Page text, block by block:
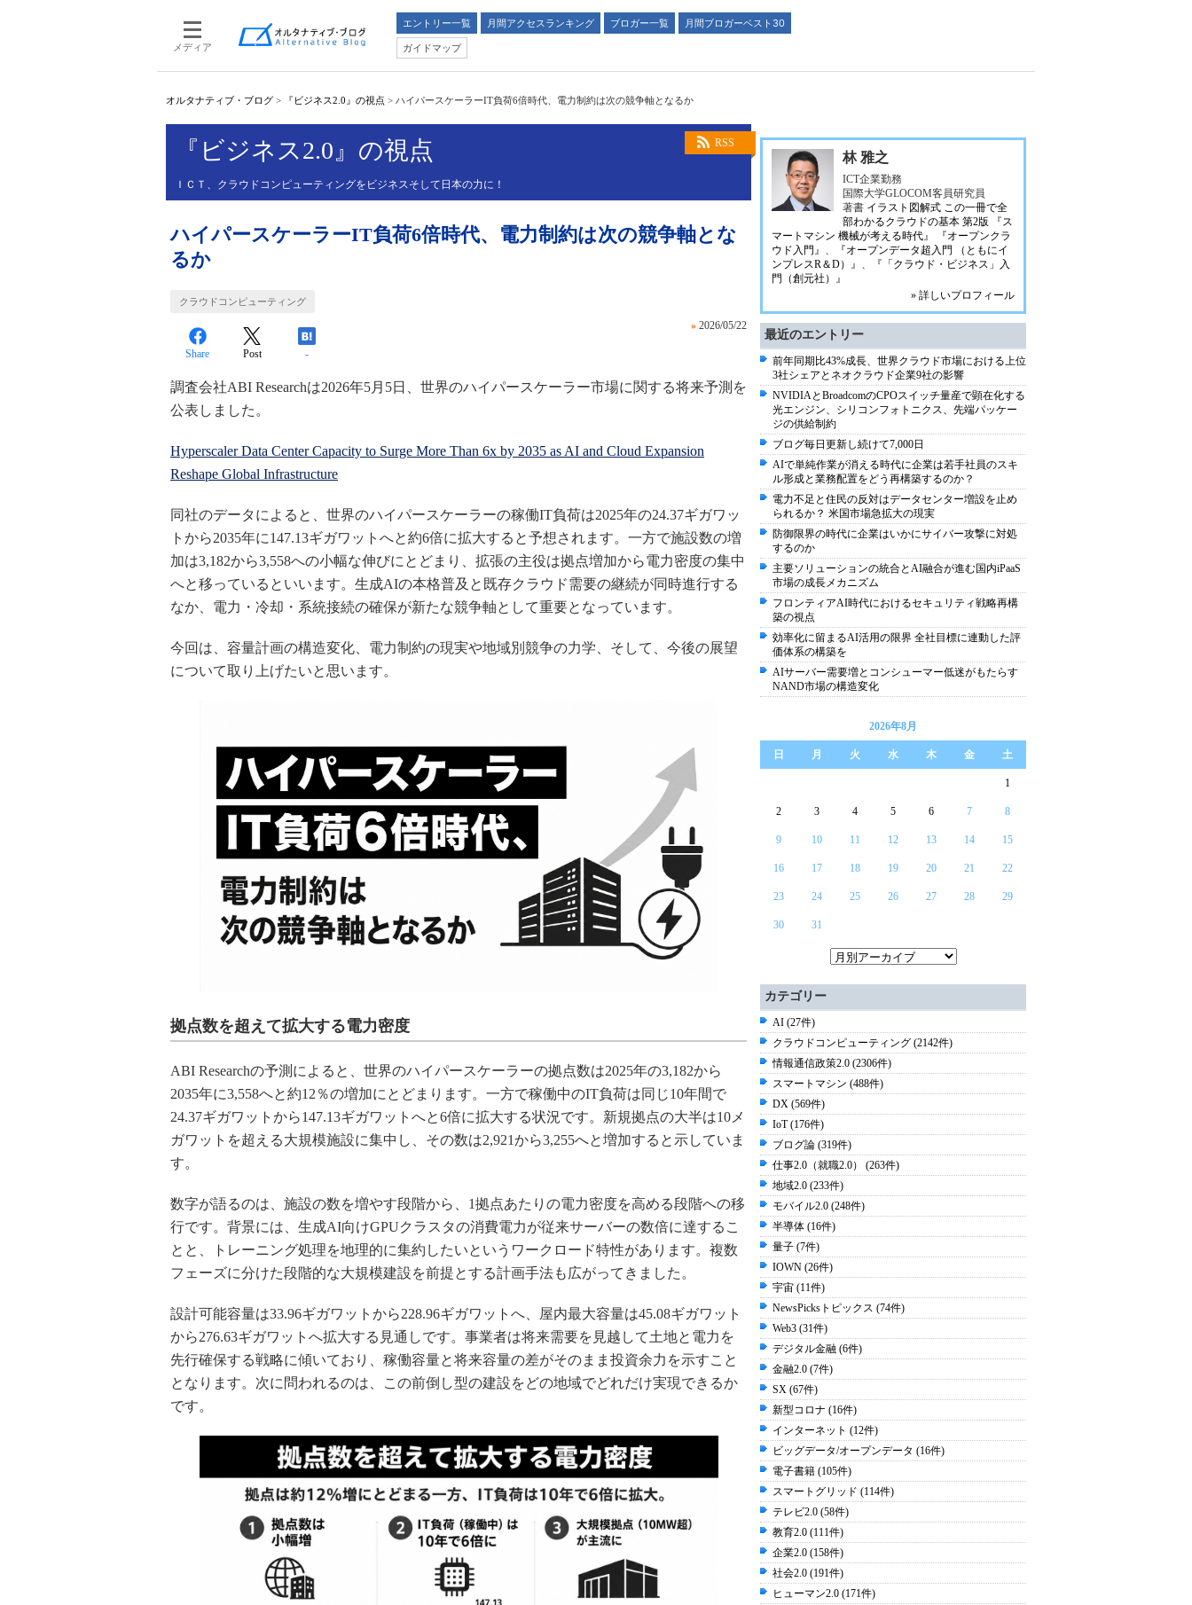
メディア
エントリー一覧 月間アクセスランキング ブロガー一覧
月間ブロガーベスト30
ガイドマップ
オルタナティブ・ブログ > 『ビジネス2.0』の視点 > ハイパースケーラーIT負荷6倍時代、電力制約は次の競争軸となるか
RSS
『ビジネス2.0』の視点
ＩＣＴ、クラウドコンピューティングをビジネスそして日本の力に！
ハイパースケーラーIT負荷6倍時代、電力制約は次の競争軸とな
るか
クラウドコンピューティング
» 2026/05/22
Share Post -
調査会社ABI Researchは2026年5月5日、世界のハイパースケーラー市場に関する将来予測を
公表しました。
Hyperscaler Data Center Capacity to Surge More Than 6x by 2035 as AI and Cloud Expansion
Reshape Global Infrastructure
同社のデータによると、世界のハイパースケーラーの稼働IT負荷は2025年の24.37ギガワッ
トから2035年に147.13ギガワットへと約6倍に拡大すると予想されます。一方で施設数の増
加は3,182から3,558への小幅な伸びにとどまり、拡張の主役は拠点増加から電力密度の集中
へと移っているといいます。生成AIの本格普及と既存クラウド需要の継続が同時進行する
なか、電力・冷却・系統接続の確保が新たな競争軸として重要となっています。
今回は、容量計画の構造変化、電力制約の現実や地域別競争の力学、そして、今後の展望
について取り上げたいと思います。
拠点数を超えて拡大する電力密度
ABI Researchの予測によると、世界のハイパースケーラーの拠点数は2025年の3,182から
2035年に3,558へと約12％の増加にとどまります。一方で稼働中のIT負荷は同じ10年間で
24.37ギガワットから147.13ギガワットへと6倍に拡大する状況です。新規拠点の大半は10メ
ガワットを超える大規模施設に集中し、その数は2,921から3,255へと増加すると示していま
す。
数字が語るのは、施設の数を増やす段階から、1拠点あたりの電力密度を高める段階への移
行です。背景には、生成AI向けGPUクラスタの消費電力が従来サーバーの数倍に達するこ
とと、トレーニング処理を地理的に集約したいというワークロード特性があります。複数
フェーズに分けた段階的な大規模建設を前提とする計画手法も広がってきました。
設計可能容量は33.96ギガワットから228.96ギガワットへ、屋内最大容量は45.08ギガワット
から276.63ギガワットへ拡大する見通しです。事業者は将来需要を見越して土地と電力を
先行確保する戦略に傾いており、稼働容量と将来容量の差がそのまま投資余力を示すこと
となります。次に問われるのは、この前倒し型の建設をどの地域でどれだけ実現できるか
です。
林 雅之
ICT企業勤務
国際大学GLOCOM客員研究員
著書 イラスト図解式 この一冊で全
部わかるクラウドの基本 第2版
『ス
マートマシン 機械が考える時代』
『オープンクラ
ウド入門』 、
『オープンデータ超入門 （ともにイ
ンプレスR＆D）』 、
『「クラウド・ビジネス」入
門（創元社）』
» 詳しいプロフィール
最近のエントリー
前年同期比43%成長、世界クラウド市場における上位
3社シェアとネオクラウド企業9社の影響
NVIDIAとBroadcomのCPOスイッチ量産で顕在化する
光エンジン、シリコンフォトニクス、先端パッケー
ジの供給制約
ブログ毎日更新し続けて7,000日
AIで単純作業が消える時代に企業は若手社員のスキ
ル形成と業務配置をどう再構築するのか？
電力不足と住民の反対はデータセンター増設を止め
られるか？ 米国市場急拡大の現実
防御限界の時代に企業はいかにサイバー攻撃に対処
するのか
主要ソリューションの統合とAI融合が進む国内iPaaS
市場の成長メカニズム
フロンティアAI時代におけるセキュリティ戦略再構
築の視点
効率化に留まるAI活用の限界 全社目標に連動した評
価体系の構築を
AIサーバー需要増とコンシューマー低迷がもたらす
NAND市場の構造変化
2026年8月
日 月 火 水 木 金 土
1
2 3 4 5 6 7 8
9 10 11 12 13 14 15
16 17 18 19 20 21 22
23 24 25 26 27 28 29
30 31
カテゴリー
AI (27件)
クラウドコンピューティング (2142件)
情報通信政策2.0 (2306件)
スマートマシン (488件)
DX (569件)
IoT (176件)
ブログ論 (319件)
仕事2.0（就職2.0） (263件)
地域2.0 (233件)
モバイル2.0 (248件)
半導体 (16件)
量子 (7件)
IOWN (26件)
宇宙 (11件)
NewsPicksトピックス (74件)
Web3 (31件)
デジタル金融 (6件)
金融2.0 (7件)
SX (67件)
新型コロナ (16件)
インターネット (12件)
ビッグデータ/オープンデータ (16件)
電子書籍 (105件)
スマートグリッド (114件)
テレビ2.0 (58件)
教育2.0 (111件)
企業2.0 (158件)
社会2.0 (191件)
ヒューマン2.0 (171件)